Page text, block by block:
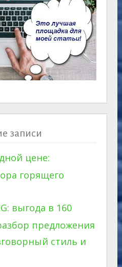
записи
цене:
горящего
выгода в 160
предложения
стиль и